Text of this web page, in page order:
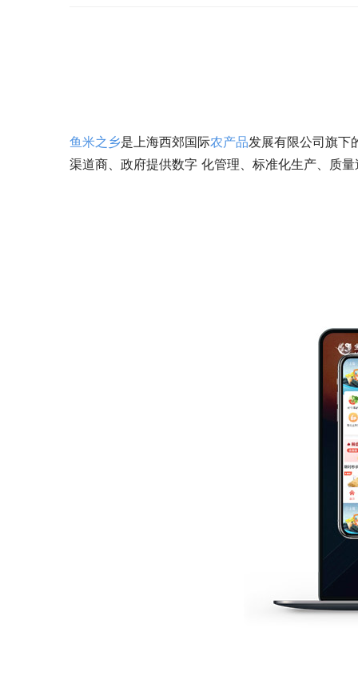
鱼米之乡是上海西郊国际农产品发展有限公司旗下
渠道商、政府提供数字 化管理、标准化生产、质